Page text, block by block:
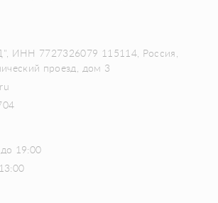
ИНН 7727326079 115114, Россия,
проезд, дом 3
19:00